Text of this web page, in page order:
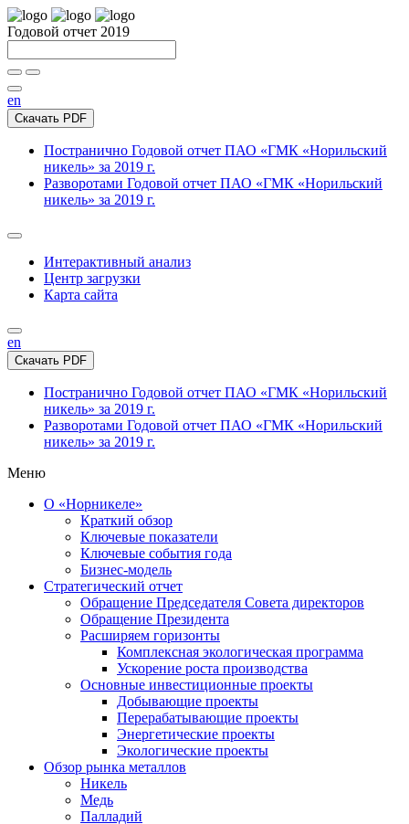
Годовой отчет 2019
en
Скачать PDF
Постранично Годовой отчет ПАО «ГМК «Норильский
никель» за 2019 г.
Разворотами Годовой отчет ПАО «ГМК «Норильский
никель» за 2019 г.
Интерактивный анализ
Центр загрузки
Карта сайта
en
Скачать PDF
Постранично Годовой отчет ПАО «ГМК «Норильский
никель» за 2019 г.
Разворотами Годовой отчет ПАО «ГМК «Норильский
никель» за 2019 г.
Меню
О «Норникеле»
Краткий обзор
Ключевые показатели
Ключевые события года
Бизнес-модель
Стратегический отчет
Обращение Председателя Совета директоров
Обращение Президента
Расширяем горизонты
Комплексная экологическая программа
Ускорение роста производства
Основные инвестиционные проекты
Добывающие проекты
Перерабатывающие проекты
Энергетические проекты
Экологические проекты
Обзор рынка металлов
Никель
Медь
Палладий